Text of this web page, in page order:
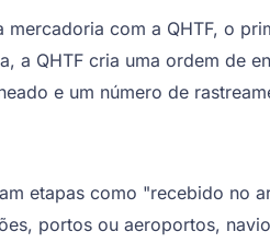
com a QHTF, o
a QHTF cria uma ordem de
e um número de
etapas como "recebido
portos ou aeroportos,